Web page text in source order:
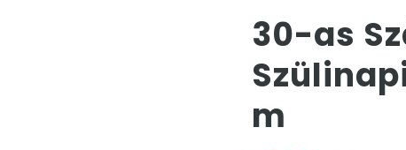
30-as
m